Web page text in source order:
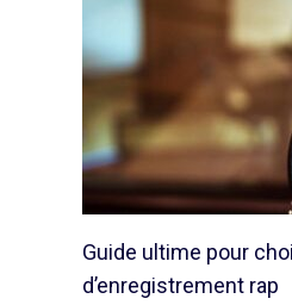
Guide ultime pour
d’enregistrement rap